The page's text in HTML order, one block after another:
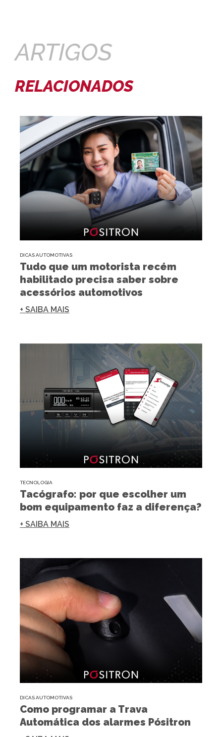
ARTIGOS
RELACIONADOS
DICAS AUTOMOTIVAS
Tudo que um motorista recém
habilitado precisa saber sobre
acessórios automotivos
+ SAIBA MAIS
TECNOLOGIA
Tacógrafo: por que escolher um
bom equipamento faz a diferença?
+ SAIBA MAIS
DICAS AUTOMOTIVAS
Como programar a Trava
Automática dos alarmes Pósitron